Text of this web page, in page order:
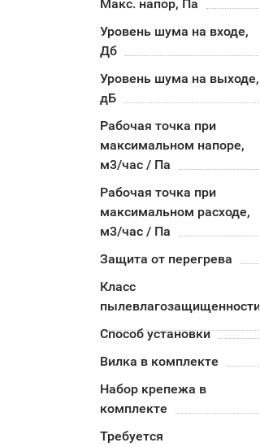
Макс. напор, Па
Уровень шума на входе,
Дб
Уровень шума на выходе,
дБ
Рабочая точка при
максимальном напоре,
м3/час / Па
Рабочая точка при
максимальном расходе,
м3/час / Па
Защита от перегрева
Класс
пылевлагозащищенности
Способ установки
Вилка в комплекте
Набор крепежа в
комплекте
Требуется